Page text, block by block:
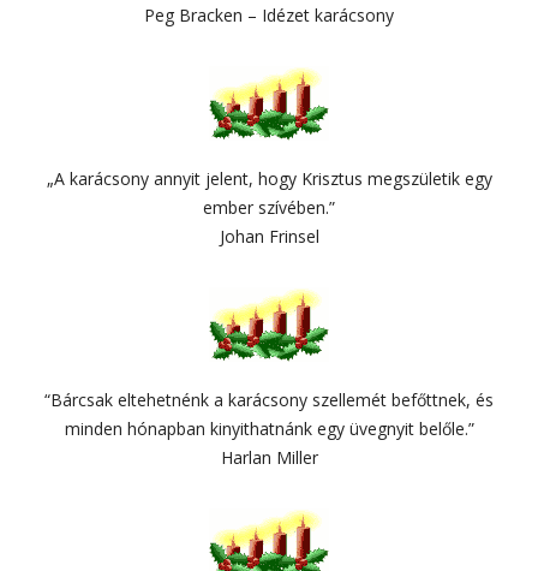
Peg Bracken – Idézet karácsony
„A karácsony annyit jelent, hogy Krisztus megszületik egy
ember szívében.”
Johan Frinsel
“Bárcsak eltehetnénk a karácsony szellemét befőttnek, és
minden hónapban kinyithatnánk egy üvegnyit belőle.”
Harlan Miller